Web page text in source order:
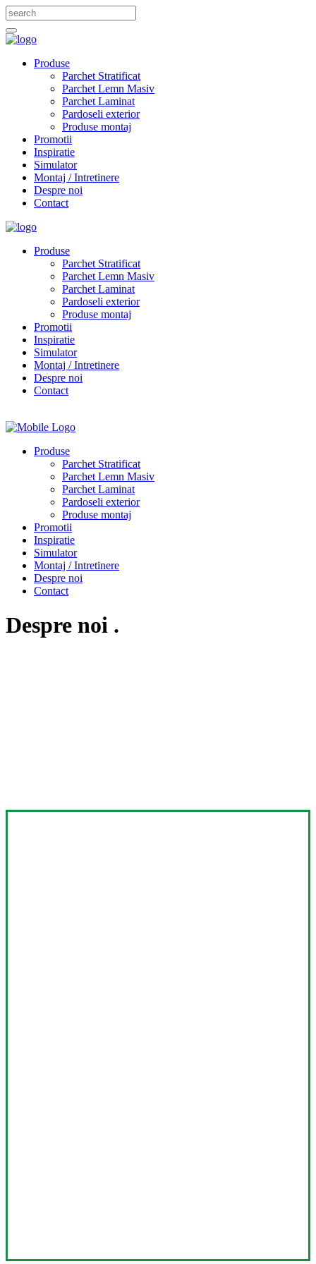
Produse
Parchet Stratificat
Parchet Lemn Masiv
Parchet Laminat
Pardoseli exterior
Produse montaj
Promotii
Inspiratie
Simulator
Montaj / Intretinere
Despre noi
Contact
Produse
Parchet Stratificat
Parchet Lemn Masiv
Parchet Laminat
Pardoseli exterior
Produse montaj
Promotii
Inspiratie
Simulator
Montaj / Intretinere
Despre noi
Contact
Produse
Parchet Stratificat
Parchet Lemn Masiv
Parchet Laminat
Pardoseli exterior
Produse montaj
Promotii
Inspiratie
Simulator
Montaj / Intretinere
Despre noi
Contact
Despre noi .